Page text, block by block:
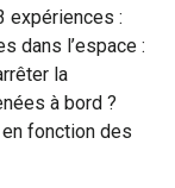
expériences :
dans l’espace :
la
à bord ?
fonction des